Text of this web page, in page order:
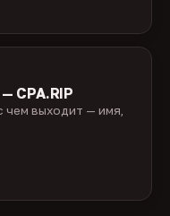
CPA.RIP
чем выходит — имя,